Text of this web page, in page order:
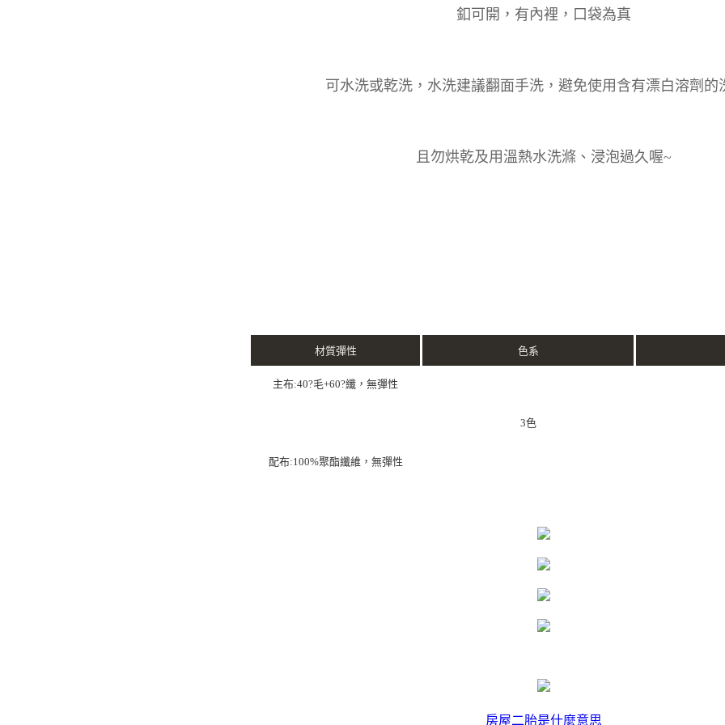
釦可開，有內裡，口袋為真
可水洗或乾洗，水洗建議翻面手洗，避免使用含有漂白溶劑的
且勿烘乾及用溫熱水洗滌、浸泡過久喔~
材質彈性 色系
主布:40?毛+60?纖，無彈性
配布:100%聚酯纖維，無彈性
3色
房屋二胎是什麼意思